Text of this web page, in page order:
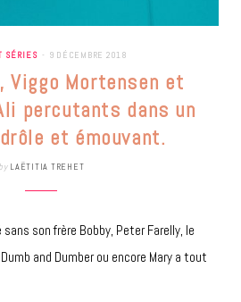
SÉRIES 9 DÉCEMBRE 2018
Viggo Mortensen et
percutants dans un
et émouvant.
by LAËTITIA TREHET
son frère Bobby, Peter Farelly, le
and Dumber ou encore Mary a tout